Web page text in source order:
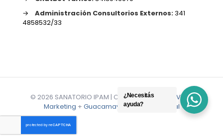
→
Administración Consultorios Externos:341
4858532/33
© 2026 SANATORIO IPAM | Creado porMiguel Vidal
Marketing + Guacamaya Marketing Digital
¿Necesitás
ayuda?